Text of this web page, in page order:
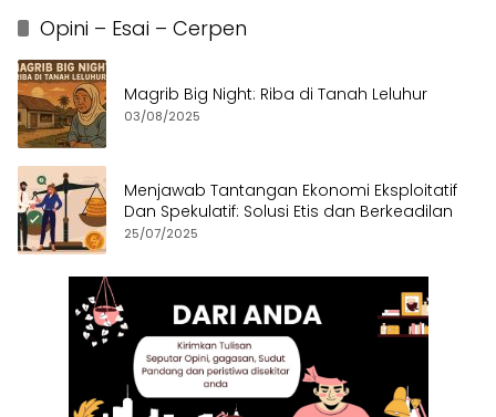
Opini – Esai – Cerpen
Magrib Big Night: Riba di Tanah Leluhur
03/08/2025
Menjawab Tantangan Ekonomi Eksploitatif
Dan Spekulatif: Solusi Etis dan Berkeadilan
25/07/2025